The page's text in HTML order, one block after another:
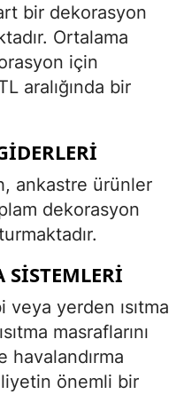
bir dekorasyon
Ortalama
için
aralığında bir
ankastre ürünler
dekorasyon
veya yerden ısıtma
masraflarını
havalandırma
önemli bir